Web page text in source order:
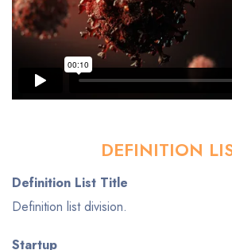
DEFINITION
Definition List Title
Definition list division.
Startup